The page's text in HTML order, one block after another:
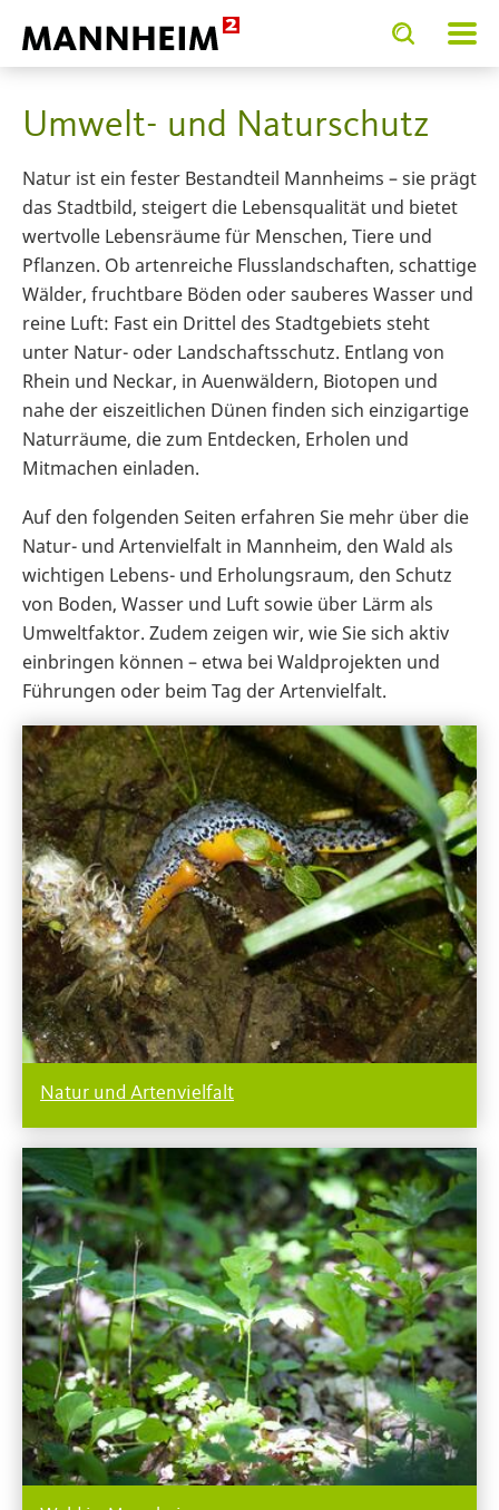
Toggle
search
input
Toggle
search
input
Umwelt- und Naturschutz
Natur ist ein fester Bestandteil Mannheims – sie prägt
das Stadtbild, steigert die Lebensqualität und bietet
wertvolle Lebensräume für Menschen, Tiere und
Pflanzen. Ob artenreiche Flusslandschaften, schattige
Wälder, fruchtbare Böden oder sauberes Wasser und
reine Luft: Fast ein Drittel des Stadtgebiets steht
unter Natur- oder Landschaftsschutz. Entlang von
Rhein und Neckar, in Auenwäldern, Biotopen und
nahe der eiszeitlichen Dünen finden sich einzigartige
Naturräume, die zum Entdecken, Erholen und
Mitmachen einladen.
Auf den folgenden Seiten erfahren Sie mehr über die
Natur- und Artenvielfalt in Mannheim, den Wald als
wichtigen Lebens- und Erholungsraum, den Schutz
von Boden, Wasser und Luft sowie über Lärm als
Umweltfaktor. Zudem zeigen wir, wie Sie sich aktiv
einbringen können – etwa bei Waldprojekten und
Führungen oder beim Tag der Artenvielfalt.
Natur und Artenvielfalt